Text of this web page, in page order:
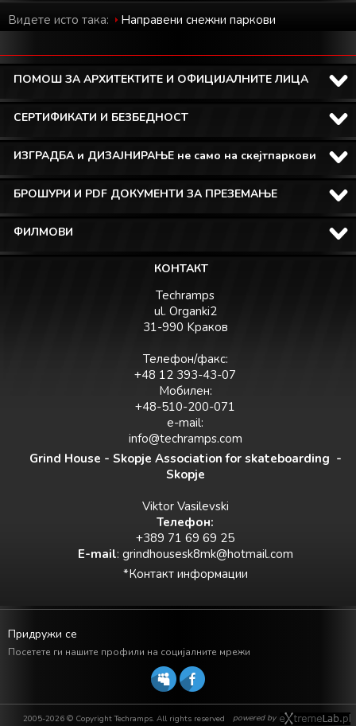
Видете исто така: Направени снежни паркови
ПОМОШ ЗА АРХИТЕКТИТЕ И ОФИЦИЈАЛНИТЕ ЛИЦА
СЕРТИФИКАТИ И БЕЗБЕДНОСТ
ИЗГРАДБА и ДИЗАЈНИРАЊЕ не само на скејтпаркови
БРОШУРИ И PDF ДОКУМЕНТИ ЗА ПРЕЗЕМАЊЕ
ФИЛМОВИ
КОНТАКТ
Techramps
ul. Organki2
31-990 Kраков
Телефон/факс:
+48 12 393-43-07
Мобилен:
+48-510-200-071
e-mail:
info@techramps.com
Grind House - Skopje Association for skateboarding -
Skopje
Viktor Vasilevski
Teлефон:
+389 71 69 69 25
E-mail: grindhousesk8mk@hotmail.com
*Контакт информации
Придружи се
Посетете ги нашите профили на социјалните мрежи
powered by
2005-2026 © Copyright Techramps. All rights reserved